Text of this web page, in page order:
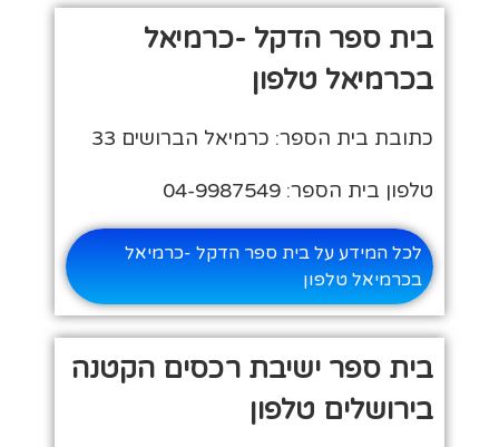
בית ספר הדקל -כרמיאל
בכרמיאל טלפון
כתובת בית הספר: כרמיאל הברושים 33
טלפון בית הספר: 04-9987549
לכל המידע על בית ספר הדקל -כרמיאל
בכרמיאל טלפון
בית ספר ישיבת רכסים הקטנה
בירושלים טלפון